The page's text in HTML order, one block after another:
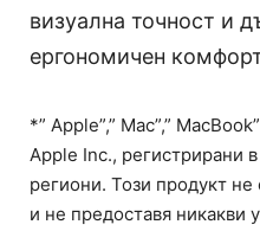
визуална точност и
ергономичен
*” Apple”,” Mac”,”
Apple Inc., регистрирани
региони. Този продукт
и не предоставя никакви